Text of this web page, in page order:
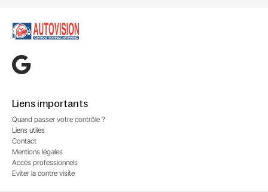
Liens importants
Quand passer votre contrôle ?
Liens utiles
Contact
Mentions légales
Accès professionnels
Eviter la contre visite